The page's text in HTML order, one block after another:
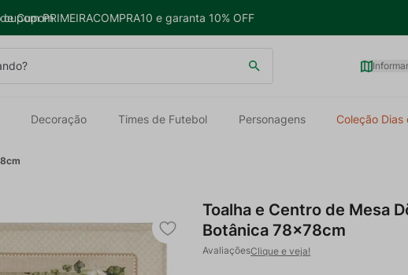
cupom PRIMEIRACOMPRA10 e garanta 10% OFF
Decoração Times de Futebol Personagens Coleção Dias
Toalha e Centro de Mesa
Botânica 78x78cm
Clique e veja!